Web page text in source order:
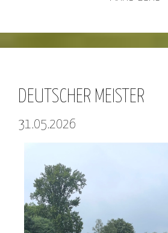
DEUTSCHER MEISTER
31.05.2026